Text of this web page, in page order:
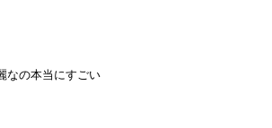
なの本当にすごい